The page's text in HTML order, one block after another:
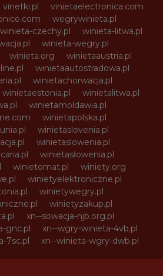
vinetki.pl
vinietaelectronica.com
wegrywinieta.pl
winieta-czechy.pl
winieta-litwa.pl
winieta-wegry.pl
winieta.org
winietaaustria.pl
winietaautostradowa.pl
winietachorwacja.pl
winietaestonia.pl
winietalitwa.pl
winietamoldawia.pl
winietapolska.pl
winietaslovenia.pl
winietaslowenia.pl
winietasłowenia.pl
winietomat.pl
winiety.org
winietyelektroniczne.pl
winietywegry.pl
winietyzakup.pl
xn--sowacja-njb.org.pl
gnc.pl
xn--wgry-winieta-4vb.pl
7sc.pl
xn--winieta-wgry-dwb.pl